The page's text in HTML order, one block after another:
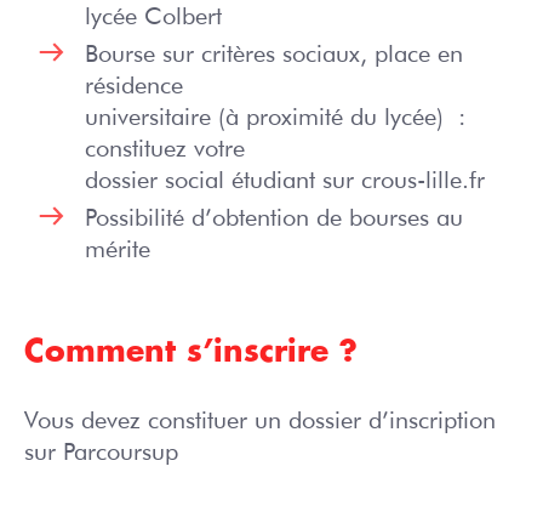
lycée Colbert
Bourse sur critères sociaux, place en
résidence
universitaire (à proximité du lycée) :
constituez votre
dossier social étudiant sur crous-lille.fr
Possibilité d’obtention de bourses au
mérite
Comment s’inscrire ?
Vous devez constituer un dossier d’inscription
sur Parcoursup